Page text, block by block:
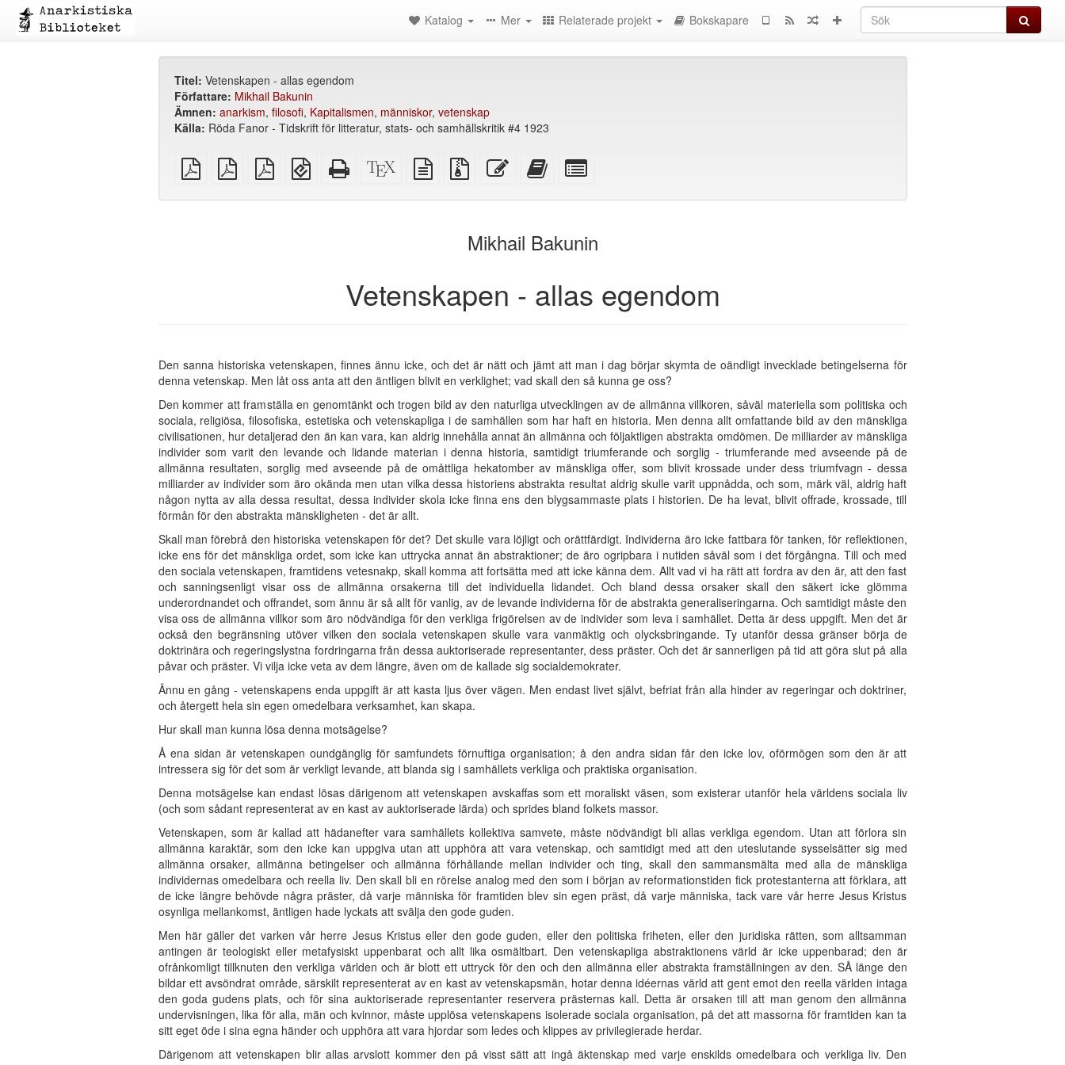
Sök
Katalog Mer Relaterade projekt Bokskapare
Titel: Vetenskapen - allas egendom
Författare: Mikhail Bakunin
Ämnen: anarkism, filosofi, Kapitalismen, människor, vetenskap
Källa: Röda Fanor - Tidskrift för litteratur, stats- och samhällskritik #4 1923
plain
PDF
A4
imposed
Letter
imposed
EPUB
(för
Fristående
HTML
XeLaTeX
källa
plain
text
Källfiler
med
Redigera
denna
Lägg
bokskaparenbookbuilder
Mikhail Bakunin
Vetenskapen - allas egendom
Den sanna historiska vetenskapen, finnes ännu icke, och det är nätt och jämt att man i dag börjar skymta de oändligt invecklade betingelserna för
denna vetenskap. Men låt oss anta att den äntligen blivit en verklighet; vad skall den så kunna ge oss?
Den kommer att framställa en genomtänkt och trogen bild av den naturliga utvecklingen av de allmänna villkoren, såväl materiella som politiska och
sociala, religiösa, filosofiska, estetiska och vetenskapliga i de samhällen som har haft en historia. Men denna allt omfattande bild av den mänskliga
civilisationen, hur detaljerad den än kan vara, kan aldrig innehålla annat än allmänna och följaktligen abstrakta omdömen. De milliarder av mänskliga
individer som varit den levande och lidande materian i denna historia, samtidigt triumferande och sorglig - triumferande med avseende på de
allmänna resultaten, sorglig med avseende på de omåttliga hekatomber av mänskliga offer, som blivit krossade under dess triumfvagn - dessa
milliarder av individer som äro okända men utan vilka dessa historiens abstrakta resultat aldrig skulle varit uppnådda, och som, märk väl, aldrig haft
någon nytta av alla dessa resultat, dessa individer skola icke finna ens den blygsammaste plats i historien. De ha levat, blivit offrade, krossade, till
förmån för den abstrakta mänskligheten - det är allt.
Skall man förebrå den historiska vetenskapen för det? Det skulle vara löjligt och orättfärdigt. Individerna äro icke fattbara för tanken, för reflektionen,
icke ens för det mänskliga ordet, som icke kan uttrycka annat än abstraktioner; de äro ogripbara i nutiden såväl som i det förgångna. Till och med
den sociala vetenskapen, framtidens vetesnakp, skall komma att fortsätta med att icke känna dem. Allt vad vi ha rätt att fordra av den är, att den fast
och sanningsenligt visar oss de allmänna orsakerna till det individuella lidandet. Och bland dessa orsaker skall den säkert icke glömma
underordnandet och offrandet, som ännu är så allt för vanlig, av de levande individerna för de abstrakta generaliseringarna. Och samtidigt måste den
visa oss de allmänna villkor som äro nödvändiga för den verkliga frigörelsen av de individer som leva i samhället. Detta är dess uppgift. Men det är
också den begränsning utöver vilken den sociala vetenskapen skulle vara vanmäktig och olycksbringande. Ty utanför dessa gränser börja de
doktrinära och regeringslystna fordringarna från dessa auktoriserade representanter, dess präster. Och det är sannerligen på tid att göra slut på alla
påvar och präster. Vi vilja icke veta av dem längre, även om de kallade sig socialdemokrater.
Ännu en gång - vetenskapens enda uppgift är att kasta ljus över vägen. Men endast livet självt, befriat från alla hinder av regeringar och doktriner,
och återgett hela sin egen omedelbara verksamhet, kan skapa.
Hur skall man kunna lösa denna motsägelse?
Å ena sidan är vetenskapen oundgänglig för samfundets förnuftiga organisation; å den andra sidan får den icke lov, oförmögen som den är att
intressera sig för det som är verkligt levande, att blanda sig i samhällets verkliga och praktiska organisation.
Denna motsägelse kan endast lösas därigenom att vetenskapen avskaffas som ett moraliskt väsen, som existerar utanför hela världens sociala liv
(och som sådant representerat av en kast av auktoriserade lärda) och sprides bland folkets massor.
Vetenskapen, som är kallad att hädanefter vara samhällets kollektiva samvete, måste nödvändigt bli allas verkliga egendom. Utan att förlora sin
allmänna karaktär, som den icke kan uppgiva utan att upphöra att vara vetenskap, och samtidigt med att den uteslutande sysselsätter sig med
allmänna orsaker, allmänna betingelser och allmänna förhållande mellan individer och ting, skall den sammansmälta med alla de mänskliga
individernas omedelbara och reella liv. Den skall bli en rörelse analog med den som i början av reformationstiden fick protestanterna att förklara, att
de icke längre behövde några präster, då varje människa för framtiden blev sin egen präst, då varje människa, tack vare vår herre Jesus Kristus
osynliga mellankomst, äntligen hade lyckats att svälja den gode guden.
Men här gäller det varken vår herre Jesus Kristus eller den gode guden, eller den politiska friheten, eller den juridiska rätten, som alltsamman
antingen är teologiskt eller metafysiskt uppenbarat och allt lika osmältbart. Den vetenskapliga abstraktionens värld är icke uppenbarad; den är
ofrånkomligt tillknuten den verkliga världen och är blott ett uttryck för den och den allmänna eller abstrakta framställningen av den. SÅ länge den
bildar ett avsöndrat område, särskilt representerat av en kast av vetenskapsmän, hotar denna idéernas värld att gent emot den reella världen intaga
den goda gudens plats, och för sina auktoriserade representanter reservera prästernas kall. Detta är orsaken till att man genom den allmänna
undervisningen, lika för alla, män och kvinnor, måste upplösa vetenskapens isolerade sociala organisation, på det att massorna för framtiden kan ta
sitt eget öde i sina egna händer och upphöra att vara hjordar som ledes och klippes av privilegierade herdar.
Därigenom att vetenskapen blir allas arvslott kommer den på visst sätt att ingå äktenskap med varje enskilds omedelbara och verkliga liv. Den